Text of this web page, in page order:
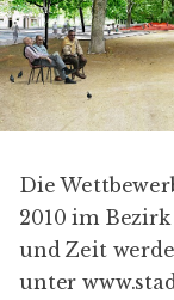
Die
2010 im
und Zeit
unter